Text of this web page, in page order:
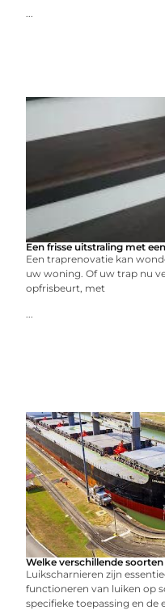
...
Een frisse uitstraling met
Een traprenovatie kan
uw woning. Of uw trap nu
opfrisbeurt, met
...
Welke verschillende
Luikscharnieren zijn
functioneren van luiken op
specifieke toepassing en de